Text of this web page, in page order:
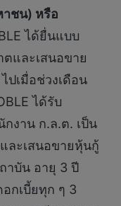
าชน) หรือ
ได้ยื่นแบบ
และเสนอขาย
ปเมื่อช่วงเดือน
ได้รับ
งาน ก.ล.ต. เป็น
ละเสนอขายหุ้นกู้
าบัน อายุ 3 ปี
กเบี้ยทุก ๆ 3